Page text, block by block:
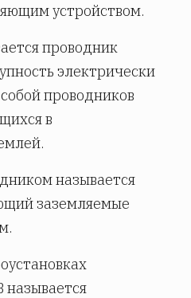
устройством.
проводник
электрически
проводников
в
называется
заземляемые